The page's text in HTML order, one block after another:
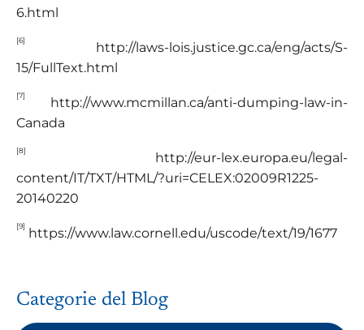
6.html
[6]
http://laws-lois.justice.gc.ca/eng/acts/S-
15/FullText.html
[7]
http://www.mcmillan.ca/anti-dumping-law-in-
Canada
[8]
http://eur-lex.europa.eu/legal-
content/IT/TXT/HTML/?uri=CELEX:02009R1225-
20140220
[9] https://www.law.cornell.edu/uscode/text/19/1677
Categorie del Blog